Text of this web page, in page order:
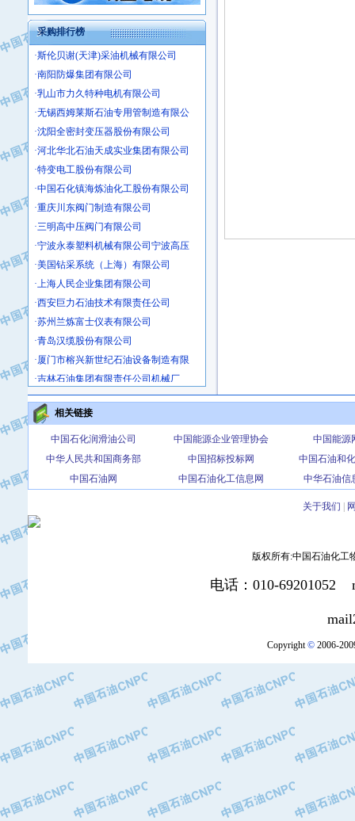
采购排行榜
·山东墨龙石油机械股份有限公司
·大庆油田物资集团
·斯伦贝谢(天津)采油机械有限公司
·南阳防爆集团有限公司
·大港油田集团中成机械制造有限公司
·承德司达石油装备开发公司
·大港油田集团中成机械制造有限公司
·四川明星电缆有限公司
·中国石油大庆石油化工总厂
·北京三盈联合石油技术有限公司
·北京长空工业有限公司
·河北保定天威集团特变电气有限公司
·中国石油抚顺石化公司
·中国石油辽阳石油化纤公司
·托肯恒山科技（广州）有限公司
·中国石油兰州石油化工公司
·大庆油田有限责任公司
·中国石油辽河油田分公司
相关链接
中国石化润滑油公司 中国能源企业管理协会
中国能源
中华人民共和国商务部
中国招标投标网
中国石油和
中国石油网
中国石油化工信息网 中华石油信
关于我们
版权所有:中国石油化工
电话：010-69201052
Copyright©2006-